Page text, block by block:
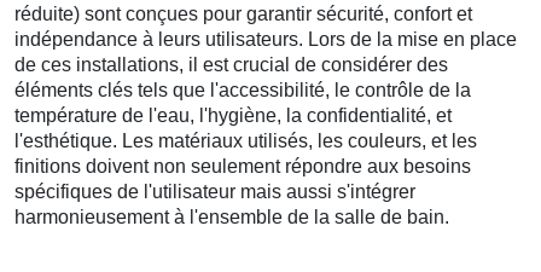
réduite) sont conçues pour garantir sécurité, confort et
indépendance à leurs utilisateurs. Lors de la mise en place
de ces installations, il est crucial de considérer des
éléments clés tels que l'accessibilité, le contrôle de la
température de l'eau, l'hygiène, la confidentialité, et
l'esthétique. Les matériaux utilisés, les couleurs, et les
finitions doivent non seulement répondre aux besoins
spécifiques de l'utilisateur mais aussi s'intégrer
harmonieusement à l'ensemble de la salle de bain.